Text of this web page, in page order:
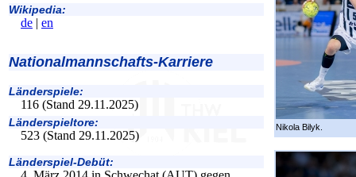
Wikipedia:
de | en
Nationalmannschafts-Karriere
Länderspiele:
116 (Stand 29.11.2025)
Länderspieltore:
523 (Stand 29.11.2025)
Länderspiel-Debüt:
Nikola Bilyk.